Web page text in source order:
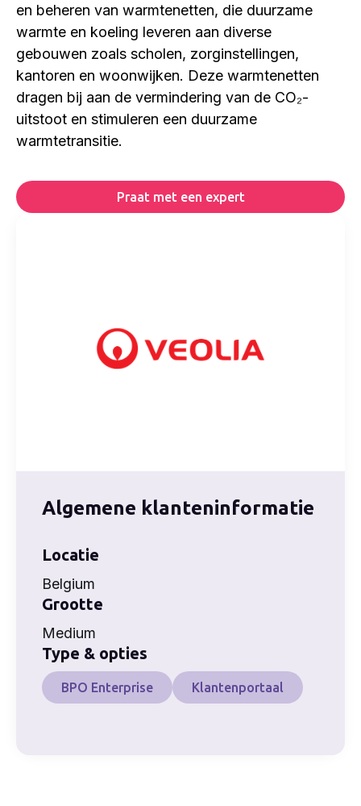
en beheren van warmtenetten, die duurzame
warmte en koeling leveren aan diverse
gebouwen zoals scholen, zorginstellingen,
kantoren en woonwijken. Deze warmtenetten
dragen bij aan de vermindering van de CO₂-
uitstoot en stimuleren een duurzame
warmtetransitie.
Praat met een expert
Algemene klanteninformatie
Locatie
Belgium
Grootte
Medium
Type & opties
BPO Enterprise Klantenportaal